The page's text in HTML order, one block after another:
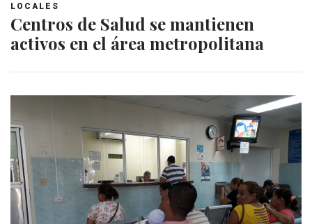
LOCALES
Centros de Salud se mantienen
activos en el área metropolitana